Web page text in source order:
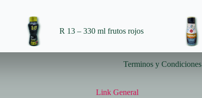
R 13 – 330 ml frutos rojos
Terminos y Condiciones
Link General